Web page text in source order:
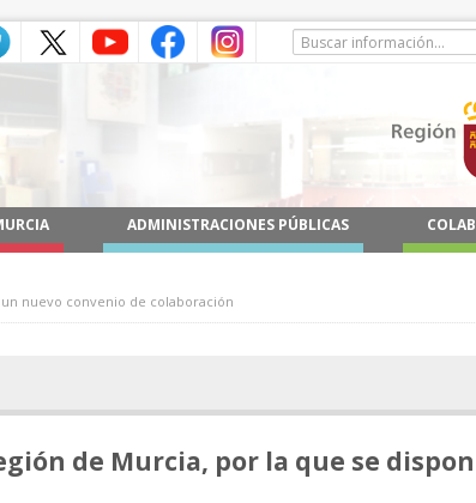
ADMINISTRACIONES PÚBLICAS
nuevo convenio de colaboración
de Murcia, por la que se